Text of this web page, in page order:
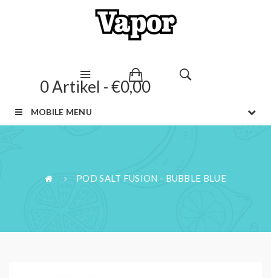
0 Artikel - €0,00
MOBILE MENU
POD SALT FUSION - BUBBLE BLUE